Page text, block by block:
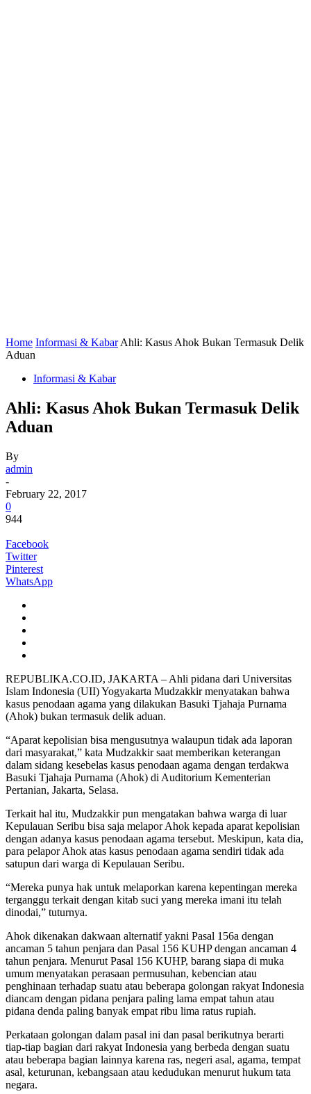
Home Informasi & Kabar Ahli: Kasus Ahok Bukan Termasuk Delik
Aduan
Informasi & Kabar
Ahli: Kasus Ahok Bukan Termasuk Delik
Aduan
By
admin
-
February 22, 2017
0
944
Facebook
Twitter
Pinterest
WhatsApp
REPUBLIKA.CO.ID, JAKARTA – Ahli pidana dari Universitas
Islam Indonesia (UII) Yogyakarta Mudzakkir menyatakan bahwa
kasus penodaan agama yang dilakukan Basuki Tjahaja Purnama
(Ahok) bukan termasuk delik aduan.
“Aparat kepolisian bisa mengusutnya walaupun tidak ada laporan
dari masyarakat,” kata Mudzakkir saat memberikan keterangan
dalam sidang kesebelas kasus penodaan agama dengan terdakwa
Basuki Tjahaja Purnama (Ahok) di Auditorium Kementerian
Pertanian, Jakarta, Selasa.
Terkait hal itu, Mudzakkir pun mengatakan bahwa warga di luar
Kepulauan Seribu bisa saja melapor Ahok kepada aparat kepolisian
dengan adanya kasus penodaan agama tersebut. Meskipun, kata dia,
para pelapor Ahok atas kasus penodaan agama sendiri tidak ada
satupun dari warga di Kepulauan Seribu.
“Mereka punya hak untuk melaporkan karena kepentingan mereka
terganggu terkait dengan kitab suci yang mereka imani itu telah
dinodai,” tuturnya.
Ahok dikenakan dakwaan alternatif yakni Pasal 156a dengan
ancaman 5 tahun penjara dan Pasal 156 KUHP dengan ancaman 4
tahun penjara. Menurut Pasal 156 KUHP, barang siapa di muka
umum menyatakan perasaan permusuhan, kebencian atau
penghinaan terhadap suatu atau beberapa golongan rakyat Indonesia
diancam dengan pidana penjara paling lama empat tahun atau
pidana denda paling banyak empat ribu lima ratus rupiah.
Perkataan golongan dalam pasal ini dan pasal berikutnya berarti
tiap-tiap bagian dari rakyat Indonesia yang berbeda dengan suatu
atau beberapa bagian lainnya karena ras, negeri asal, agama, tempat
asal, keturunan, kebangsaan atau kedudukan menurut hukum tata
negara.